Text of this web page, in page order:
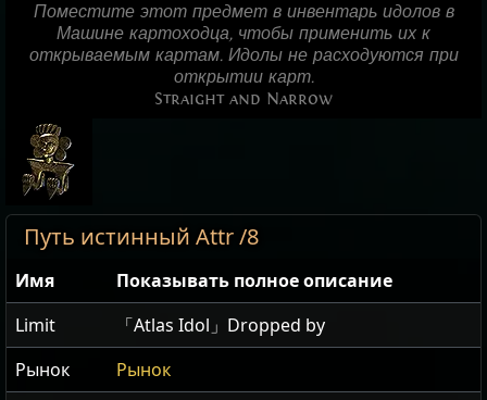
Поместите этот предмет в инвентарь идолов в
Машине картоходца, чтобы применить их к
открываемым картам. Идолы не расходуются при
открытии карт.
Straight and Narrow
Путь истинный Attr /8
Имя
Показывать полное описание
Limit
「Atlas Idol」Dropped by
Рынок
Рынок